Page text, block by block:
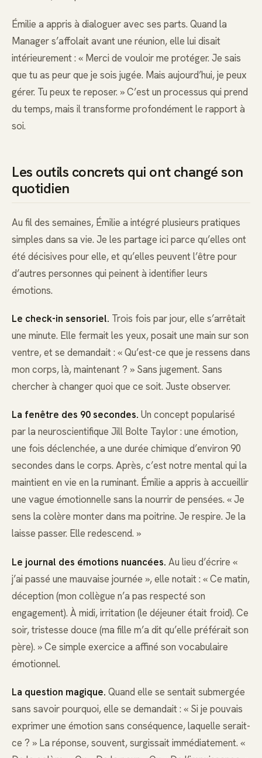
Émilie a appris à dialoguer avec ses parts. Quand la
Manager s’affolait avant une réunion, elle lui disait
intérieurement : « Merci de vouloir me protéger. Je sais
que tu as peur que je sois jugée. Mais aujourd’hui, je peux
gérer. Tu peux te reposer. » C’est un processus qui prend
du temps, mais il transforme profondément le rapport à
soi.
Les outils concrets qui ont changé son
quotidien
Au fil des semaines, Émilie a intégré plusieurs pratiques
simples dans sa vie. Je les partage ici parce qu’elles ont
été décisives pour elle, et qu’elles peuvent l’être pour
d’autres personnes qui peinent à identifier leurs
émotions.
Le check-in sensoriel. Trois fois par jour, elle s’arrêtait
une minute. Elle fermait les yeux, posait une main sur son
ventre, et se demandait : « Qu’est-ce que je ressens dans
mon corps, là, maintenant ? » Sans jugement. Sans
chercher à changer quoi que ce soit. Juste observer.
La fenêtre des 90 secondes. Un concept popularisé
par la neuroscientifique Jill Bolte Taylor : une émotion,
une fois déclenchée, a une durée chimique d’environ 90
secondes dans le corps. Après, c’est notre mental qui la
maintient en vie en la ruminant. Émilie a appris à accueillir
une vague émotionnelle sans la nourrir de pensées. « Je
sens la colère monter dans ma poitrine. Je respire. Je la
laisse passer. Elle redescend. »
Le journal des émotions nuancées. Au lieu d’écrire «
j’ai passé une mauvaise journée », elle notait : « Ce matin,
déception (mon collègue n’a pas respecté son
engagement). À midi, irritation (le déjeuner était froid). Ce
soir, tristesse douce (ma fille m’a dit qu’elle préférait son
père). » Ce simple exercice a affiné son vocabulaire
émotionnel.
La question magique. Quand elle se sentait submergée
sans savoir pourquoi, elle se demandait : « Si je pouvais
exprimer une émotion sans conséquence, laquelle serait-
ce ? » La réponse, souvent, surgissait immédiatement. «